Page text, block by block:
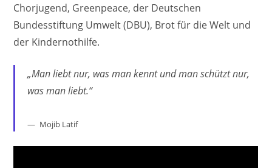
Chorjugend, Greenpeace, der Deutschen
Bundesstiftung Umwelt (DBU), Brot für die Welt und
der Kindernothilfe.
„Man liebt nur, was man kennt und man schützt nur,
was man liebt.“
Mojib Latif